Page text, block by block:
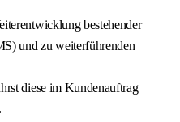
bestehender
und zu weiterführenden
diese im Kundenauftrag